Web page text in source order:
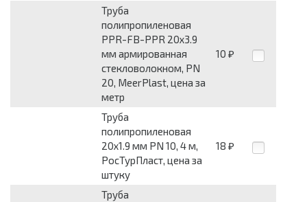
Труба
полипропиленовая
PPR-FB-PPR 20х3.9
мм армированная
стекловолокном, PN
20, MeerPlast, цена за
метр
10 ₽
Труба
полипропиленовая
20х1.9 мм PN 10, 4 м,
РосТурПласт, цена за
штуку
18 ₽
Труба